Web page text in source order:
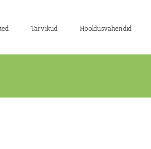
Tarvikud Hooldusvahendid